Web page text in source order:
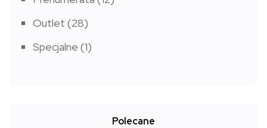
Outlet (28)
Specjalne (1)
Polecane